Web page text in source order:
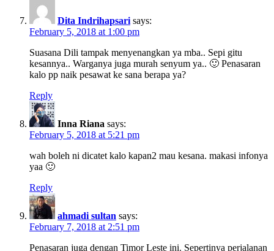
Dita Indrihapsari says:
February 5, 2018 at 1:00 pm
Suasana Dili tampak menyenangkan ya mba.. Sepi gitu
kesannya.. Warganya juga murah senyum ya.. 🙂 Penasaran
kalo pp naik pesawat ke sana berapa ya?
Reply
Inna Riana says:
February 5, 2018 at 5:21 pm
wah boleh ni dicatet kalo kapan2 mau kesana. makasi infonya
yaa 🙂
Reply
ahmadi sultan says:
February 7, 2018 at 2:51 pm
Penasaran juga dengan Timor Leste ini. Sepertinya perjalanan